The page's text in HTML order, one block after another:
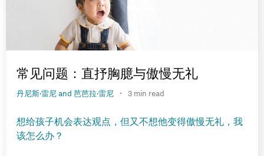
常见问题：直抒胸臆与傲慢无礼
丹尼斯·雷尼 and 芭芭拉·雷尼 · 3 min read
想给孩子机会表达观点，但又不想他变得傲慢无礼，我
该怎么办？